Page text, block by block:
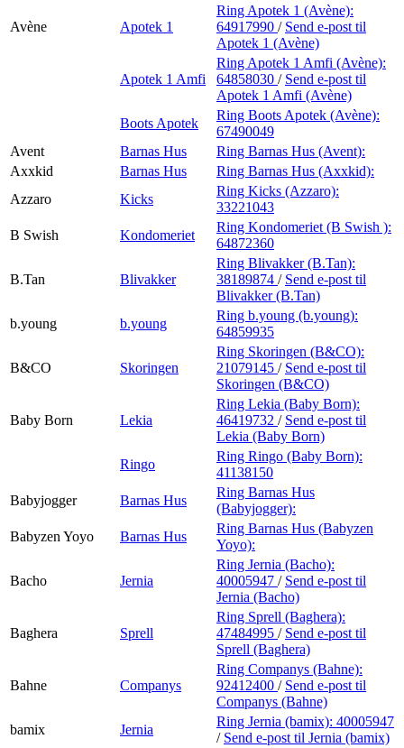
Avène Apotek 1
Ring Apotek 1 (Avène):
64917990 / Send e-post til
Apotek 1 (Avène)
Apotek 1 Amfi
Ring Apotek 1 Amfi (Avène):
64858030 / Send e-post til
Apotek 1 Amfi (Avène)
Boots Apotek
Ring Boots Apotek (Avène):
67490049
Avent
Barnas Hus
Ring Barnas Hus (Avent):
Axxkid
Barnas Hus
Ring Barnas Hus (Axxkid):
Azzaro
Kicks
Ring Kicks (Azzaro):
33221043
B Swish
Kondomeriet
Ring Kondomeriet (B Swish ):
64872360
B.Tan Blivakker
Ring Blivakker (B.Tan):
38189874 / Send e-post til
Blivakker (B.Tan)
b.young
b.young
Ring b.young (b.young):
64859935
B&CO Skoringen
Ring Skoringen (B&CO):
21079145 / Send e-post til
Skoringen (B&CO)
Baby Born Lekia
Ring Lekia (Baby Born):
46419732 / Send e-post til
Lekia (Baby Born)
Ringo
Ring Ringo (Baby Born):
41138150
Babyjogger
Barnas Hus
Ring Barnas Hus
(Babyjogger):
Babyzen Yoyo
Barnas Hus
Ring Barnas Hus (Babyzen
Yoyo):
Bacho Jernia
Ring Jernia (Bacho):
40005947 / Send e-post til
Jernia (Bacho)
Baghera Sprell
Ring Sprell (Baghera):
47484995 / Send e-post til
Sprell (Baghera)
Bahne Companys
Ring Companys (Bahne):
92412400 / Send e-post til
Companys (Bahne)
bamix
Jernia
Ring Jernia (bamix): 40005947
/ Send e-post til Jernia (bamix)